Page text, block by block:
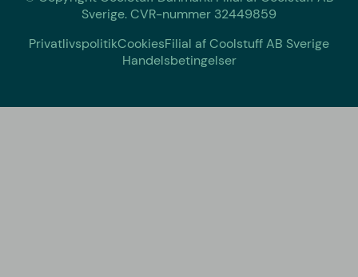
Sverige. CVR-nummer 32449859
PrivatlivspolitikCookiesFilial af Coolstuff AB Sverige
Handelsbetingelser